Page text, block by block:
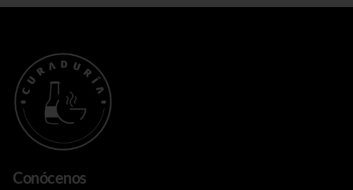
Conócenos